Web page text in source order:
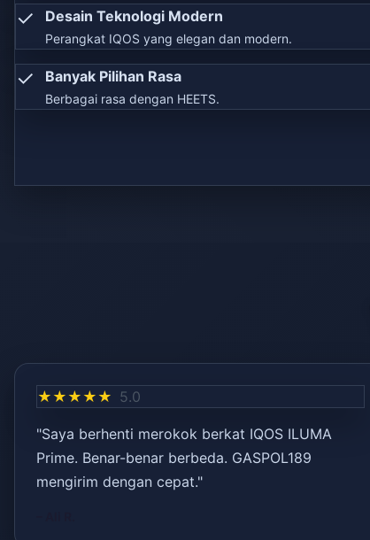
✓ Desain Teknologi Modern
Perangkat IQOS yang elegan dan modern.
✓ Banyak Pilihan Rasa
Berbagai rasa dengan HEETS.
★★★★★ 5.0
"Saya berhenti merokok berkat IQOS ILUMA
Prime. Benar-benar berbeda. GASPOL189
mengirim dengan cepat."